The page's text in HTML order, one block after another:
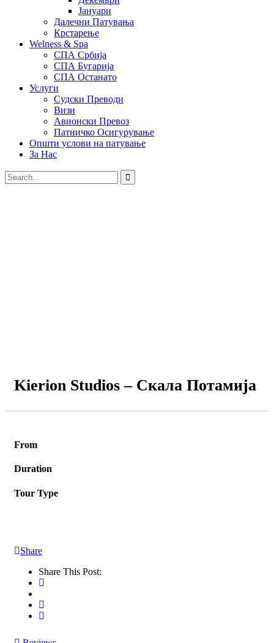
Јануари
Далечни Патувања
Крстарење
Welness & Spa
СПА Србија
СПА Бугарија
СПА Останато
Услуги
Судски Преводи
Визи
Авионски Превоз
Патничко Осигурување
Општи услови на патување
За Нас
Kierion Studios – Скала Потамија
From
Duration
Tour Type
Share
Share This Post: